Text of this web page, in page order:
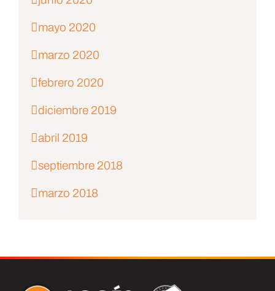
mayo 2020
marzo 2020
febrero 2020
diciembre 2019
abril 2019
septiembre 2018
marzo 2018